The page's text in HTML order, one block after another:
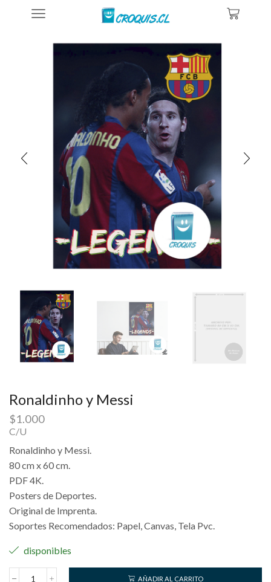
Posters De Deportes
Ronaldinho y Messi
$1.000
C/U
Ronaldinho y Messi.
80 cm x 60 cm.
PDF 4K.
Posters de Deportes.
Original de Imprenta.
Soportes Recomendados: Papel, Canvas, Tela Pvc.
disponibles
AÑADIR AL CARRITO